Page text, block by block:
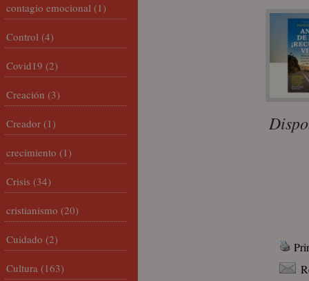
contagio emocional (1)
Control (4)
Covid19 (2)
Creación (3)
Creador (1)
crecimiento (1)
Crisis (34)
cristianismo (20)
Cuidado (2)
Cultura (163)